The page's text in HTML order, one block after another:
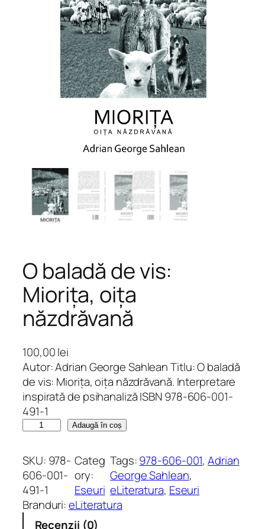
O baladă de vis:
Miorița, oița
năzdrăvană
100,00lei
Autor: Adrian George Sahlean Titlu: O baladă
de vis: Miorița, oița năzdrăvană. Interpretare
inspirată de psihanaliză ISBN 978-606-001-
491-1
n
t
t
a
Adaugă în coș
SKU: 978-
606-001-
491-1
Categ
ory:
Eseuri
Tags:978-606-001, Adrian
George Sahlean
eLiteratura, Eseuri
Branduri:eLiteratura
Recenzii (0)